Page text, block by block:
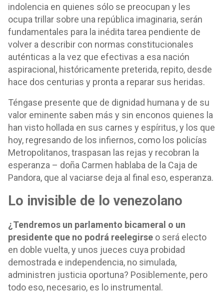
indolencia en quienes sólo se preocupan y les
ocupa trillar sobre una república imaginaria, serán
fundamentales para la inédita tarea pendiente de
volver a describir con normas constitucionales
auténticas a la vez que efectivas a esa nación
aspiracional, históricamente preterida, repito, desde
hace dos centurias y pronta a reparar sus heridas.
Téngase presente que de dignidad humana y de su
valor eminente saben más y sin enconos quienes la
han visto hollada en sus carnes y espíritus, y los que
hoy, regresando de los infiernos, como los policías
Metropolitanos, traspasan las rejas y recobran la
esperanza – doña Carmen hablaba de la Caja de
Pandora, que al vaciarse deja al final eso, esperanza.
Lo invisible de lo venezolano
¿Tendremos un parlamento bicameral o un
presidente que no podrá reelegirse o será electo
en doble vuelta, y unos jueces cuya probidad
demostrada e independencia, no simulada,
administren justicia oportuna? Posiblemente, pero
todo eso, necesario, es lo instrumental.